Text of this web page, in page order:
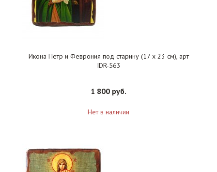
Икона Петр и Феврония под старину (17 х 23 см), арт
IDR-563
1 800 руб.
Нет в наличии